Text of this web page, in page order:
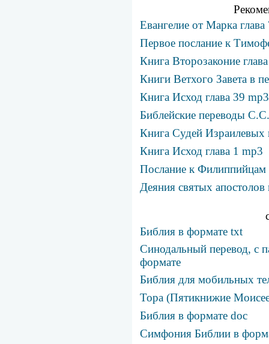
Евангелие от Марка
Первое послание к
Книга Второзаконие
Книги Ветхого Завета в
Книга Исход глава 39 mp3
Библейские переводы
Книга Судей Израилевых
Книга Исход глава 1 mp3
Послание к Филиппийцам
Деяния святых апостолов
Библия в формате txt
Синодальный перевод, с
формате
Библия для мобильных
Тора (Пятикнижие
Библия в формате doc
Симфония Библии в